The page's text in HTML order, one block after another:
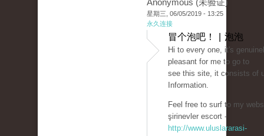
Anonymous (未验证)
星期三, 06/05/2019 - 13:25
永久连接
冒个泡吧！ | 泡泡
Hi to every one, it's
pleasant for me to go to
see this site, it consists of
Information.
Feel free to surf to my
şirinevler escort -
http://www.uluslararasi-